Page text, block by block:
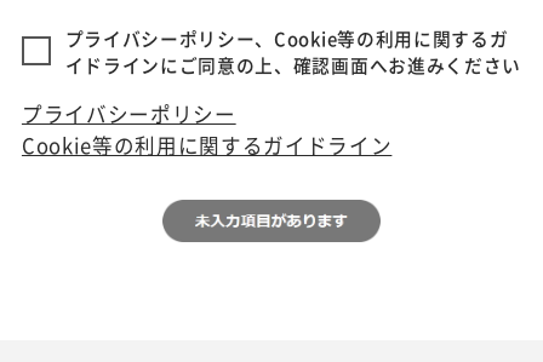
プライバシーポリシー、Cookie等の利用に関するガ
イドラインにご同意の上、確認画面へお進みください
プライバシーポリシー
Cookie等の利用に関するガイドライン